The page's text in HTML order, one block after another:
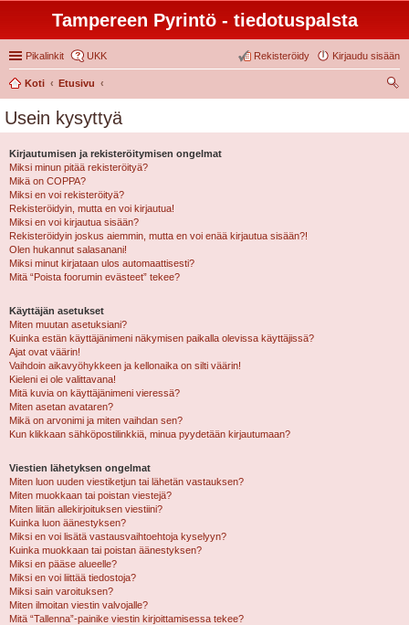
Tampereen Pyrintö - tiedotuspalsta
Pikalinkit UKK Kirjaudu sisään
Rekisteröidy
Koti
Etusivu
Usein kysyttyä
Kirjautumisen ja rekisteröitymisen ongelmat
Miksi minun pitää rekisteröityä?
Mikä on COPPA?
Miksi en voi rekisteröityä?
Rekisteröidyin, mutta en voi kirjautua!
Miksi en voi kirjautua sisään?
Rekisteröidyin joskus aiemmin, mutta en voi enää kirjautua sisään?!
Olen hukannut salasanani!
Miksi minut kirjataan ulos automaattisesti?
Mitä “Poista foorumin evästeet” tekee?
Käyttäjän asetukset
Miten muutan asetuksiani?
Kuinka estän käyttäjänimeni näkymisen paikalla olevissa käyttäjissä?
Ajat ovat väärin!
Vaihdoin aikavyöhykkeen ja kellonaika on silti väärin!
Kieleni ei ole valittavana!
Mitä kuvia on käyttäjänimeni vieressä?
Miten asetan avataren?
Mikä on arvonimi ja miten vaihdan sen?
Kun klikkaan sähköpostilinkkiä, minua pyydetään kirjautumaan?
Viestien lähetyksen ongelmat
Miten luon uuden viestiketjun tai lähetän vastauksen?
Miten muokkaan tai poistan viestejä?
Miten liitän allekirjoituksen viestiini?
Kuinka luon äänestyksen?
Miksi en voi lisätä vastausvaihtoehtoja kyselyyn?
Kuinka muokkaan tai poistan äänestyksen?
Miksi en pääse alueelle?
Miksi en voi liittää tiedostoja?
Miksi sain varoituksen?
Miten ilmoitan viestin valvojalle?
Mitä “Tallenna”-painike viestin kirjoittamisessa tekee?